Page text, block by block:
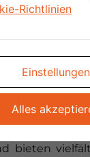
UNS
Konkurrenz
und
bieten
Richtlinien
Einstellungen
Alles